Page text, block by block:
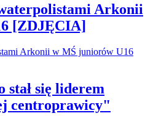
Arkonii
[ZDJĘCIA]
się liderem
centroprawicy"